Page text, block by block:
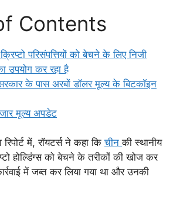
Contents
परिसंपत्तियों को बेचने के लिए निजी
उपयोग कर रहा है
के पास अरबों डॉलर मूल्य के बिटकॉइन
मूल्य अपडेट
में, रॉयटर्स ने कहा किचीनकी स्थानीय
होल्डिंग्स को बेचने के तरीकों की खोज कर
में जब्त कर लिया गया था और उनकी